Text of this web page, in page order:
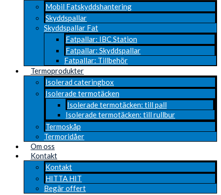
Mobil Fatskyddshantering
Skyddspallar
Skyddspallar Fat
Fatpallar: IBC Station
Fatpallar: Skyddspallar
Fatpallar: Tillbehör
Termoprodukter
Isolerad cateringbox
Isolerade termotäcken
Isolerade termotäcken: till pall
Isolerade termotäcken: till rullbur
Termoskåp
Termoridåer
Om oss
Kontakt
Kontakt
HITTA HIT
Begär offert